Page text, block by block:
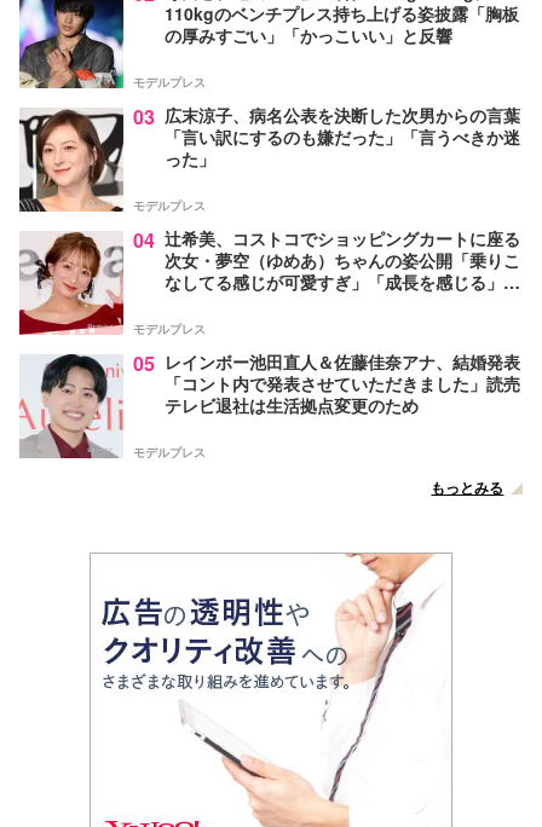
110kgのベンチプレス持ち上げる姿披露「胸板
の厚みすごい」「かっこいい」と反響
モデルプレス
03 広末涼子、病名公表を決断した次男からの言葉
「言い訳にするのも嫌だった」「言うべきか迷
った」
モデルプレス
04 辻希美、コストコでショッピングカートに座る
次女・夢空（ゆめあ）ちゃんの姿公開「乗りこ
なしてる感じが可愛すぎ」「成長を感じる」の
モデルプレス
05 レインボー池田直人＆佐藤佳奈アナ、結婚発表
「コント内で発表させていただきました」読売
テレビ退社は生活拠点変更のため
モデルプレス
もっとみる